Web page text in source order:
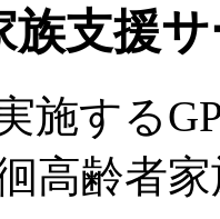
族支援
施する
高齢者